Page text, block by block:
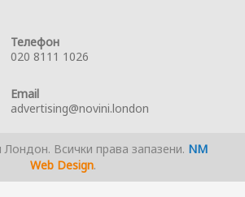
Телефон
020 8111 1026
Email
advertising@novini.london
Всички права запазени. NM
Web Design.